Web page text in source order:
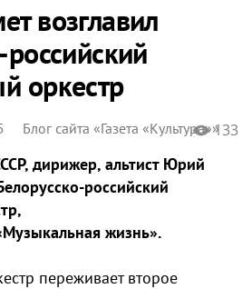
возглавил
оркестр
Блог сайта «Газета «Культура»»133
дирижер, альтист Юрий
российский
жизнь».
переживает второе